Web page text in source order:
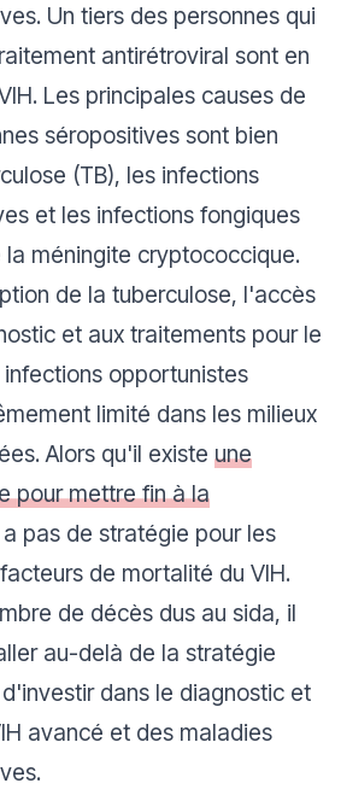
Un tiers des personnes qui
antirétroviral sont en
Les principales causes de
séropositives sont bien
(TB), les infections
et les infections fongiques
méningite cryptococcique.
de la tuberculose, l'accès
et aux traitements pour le
opportunistes
limité dans les milieux
Alors qu'il existe une
pour mettre fin à la
pas de stratégie pour les
de mortalité du VIH.
de décès dus au sida, il
au-delà de la stratégie
dans le diagnostic et
avancé et des maladies